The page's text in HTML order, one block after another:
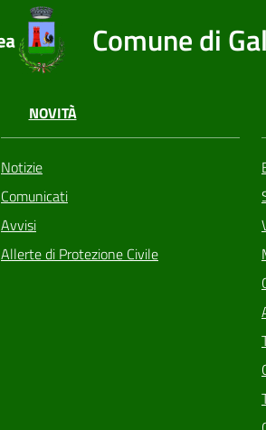
Comune di
NOVITÀ
Notizie
Comunicati
Avvisi
Allerte di Protezione Civile